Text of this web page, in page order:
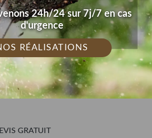
24h/24 sur 7j/7 en cas
d'urgence
RÉALISATIONS
GRATUIT